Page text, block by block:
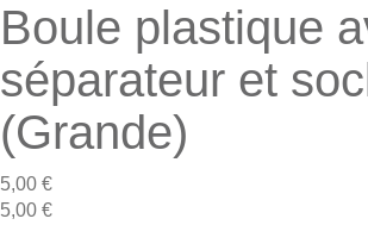
Boule plastique
séparateur et
(Grande)
5,00 €
5,00 €